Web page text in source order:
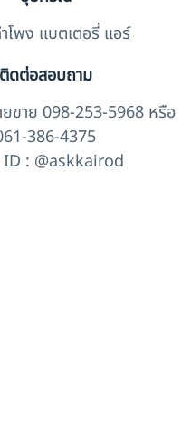
โพง แบตเตอรี่ แอร์
ติดต่อสอบถาม
ขาย 098-253-5968 หรือ
386-4375
: @askkairod